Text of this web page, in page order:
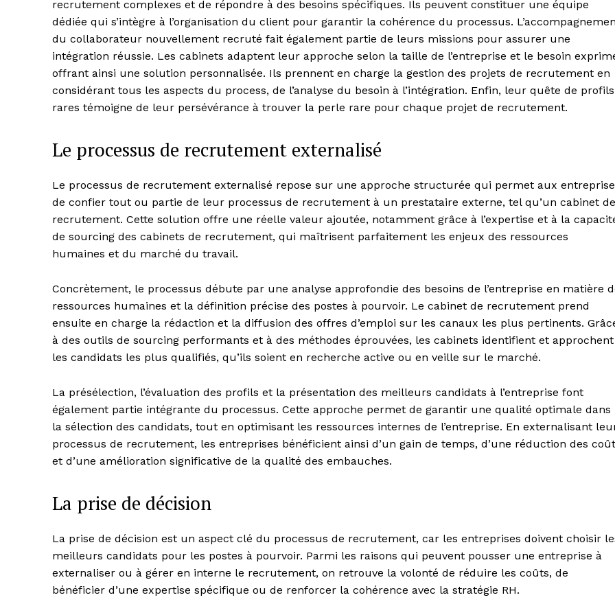
recrutement complexes et de répondre à des besoins spécifiques. Ils peuvent constituer une équipe
dédiée qui s’intègre à l’organisation du client pour garantir la cohérence du processus.
du collaborateur nouvellement recruté fait également partie de leurs missions pour assurer une
intégration réussie. Les cabinets adaptent leur approche selon la taille de l’entreprise et le besoin
offrant ainsi une solution personnalisée. Ils prennent en charge la gestion des projets de recrutement en
considérant tous les aspects du process, de l’analyse du besoin à l’intégration. Enfin, leur quête de profils
rares témoigne de leur persévérance à trouver la perle rare pour chaque projet de recrutement.
Le processus de recrutement externalisé
Le processus de recrutement externalisé repose sur une approche structurée qui permet aux
de confier tout ou partie de leur processus de recrutement à un prestataire externe, tel qu’un cabinet de
recrutement. Cette solution offre une réelle valeur ajoutée, notamment grâce à l’expertise et à la
de sourcing des cabinets de recrutement, qui maîtrisent parfaitement les enjeux des ressources
humaines et du marché du travail.
Concrètement, le processus débute par une analyse approfondie des besoins de l’entreprise en matière
ressources humaines et la définition précise des postes à pourvoir. Le cabinet de recrutement prend
ensuite en charge la rédaction et la diffusion des offres d’emploi sur les canaux les plus pertinents.
à des outils de sourcing performants et à des méthodes éprouvées, les cabinets identifient et approchent
les candidats les plus qualifiés, qu’ils soient en recherche active ou en veille sur le marché.
La présélection, l’évaluation des profils et la présentation des meilleurs candidats à l’entreprise font
également partie intégrante du processus. Cette approche permet de garantir une qualité optimale dans
la sélection des candidats, tout en optimisant les ressources internes de l’entreprise. En externalisant
processus de recrutement, les entreprises bénéficient ainsi d’un gain de temps, d’une réduction des
et d’une amélioration significative de la qualité des embauches.
La prise de décision
La prise de décision est un aspect clé du processus de recrutement, car les entreprises doivent choisir
meilleurs candidats pour les postes à pourvoir. Parmi les raisons qui peuvent pousser une entreprise à
externaliser ou à gérer en interne le recrutement, on retrouve la volonté de réduire les coûts, de
bénéficier d’une expertise spécifique ou de renforcer la cohérence avec la stratégie RH.